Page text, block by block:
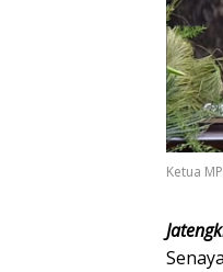
Ketua